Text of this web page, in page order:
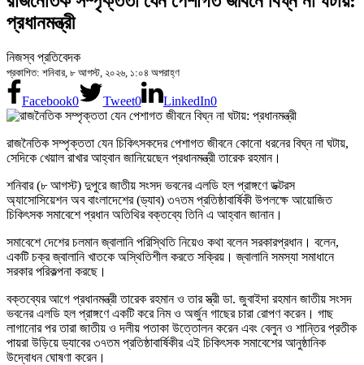
প্রধানমন্ত্রী
নিজস্ব প্রতিবেদক
প্রকাশিত: শনিবার, ৮ আগস্ট, ২০২৬, ১:০৪ অপরাহ্ণ
Facebook0 Tweet0 LinkedIn0
রাজনৈতিক সম্পৃক্ততা যেন চিকিৎসকদের পেশাগত জীবনে কোনো ধরনের বিঘ্ন না ঘটায়,
সেদিকে খেয়াল রাখার আহ্বান জানিয়েছেন প্রধানমন্ত্রী তারেক রহমান।
শনিবার (৮ আগস্ট) দুপুরে জাতীয় সংসদ ভবনের এলডি হল প্রাঙ্গণে ডক্টরস
অ্যাসোসিয়েশন অব বাংলাদেশের (ড্যাব) ৩৭তম প্রতিষ্ঠাবার্ষিকী উপলক্ষে আয়োজিত
চিকিৎসক সমাবেশে প্রধান অতিথির বক্তব্যে তিনি এ আহ্বান জানান।
সমাবেশে দেশের চলমান জ্বালানি পরিস্থিতি নিয়েও কথা বলেন সরকারপ্রধান। বলেন,
একটি চক্র জ্বালানি খাতকে অস্থিতিশীল করতে সক্রিয়। জ্বালানি সমস্যা সমাধানে
সরকার পরিকল্পনা করছে।
বক্তব্যের আগে প্রধানমন্ত্রী তারেক রহমান ও তার স্ত্রী ডা. জুবাইদা রহমান জাতীয় সংসদ
ভবনের এলডি হল প্রাঙ্গণে একটি করে নিম ও অর্জুন গাছের চারা রোপণ করেন। গাছ
লাগানোর পর তারা জাতীয় ও দলীয় পতাকা উত্তোলন করেন এবং বেলুন ও শান্তির প্রতীক
পায়রা উড়িয়ে ড্যাবের ৩৭তম প্রতিষ্ঠাবার্ষিকীর এই চিকিৎসক সমাবেশের আনুষ্ঠানিক
উদ্বোধন ঘোষণা করেন।